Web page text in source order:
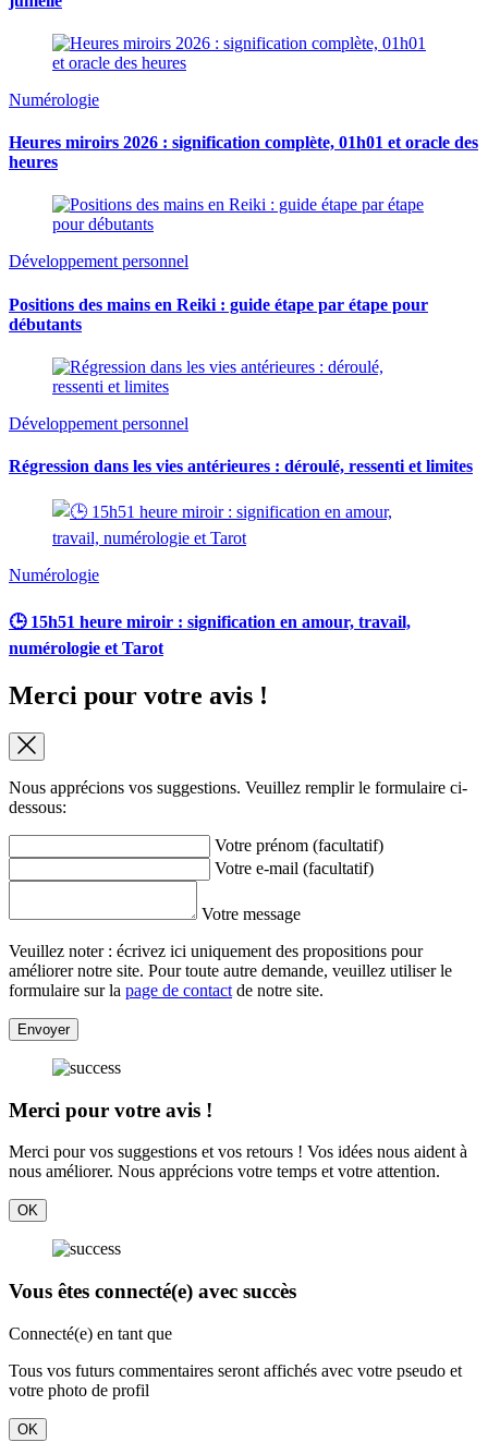
Numérologie
Heures miroirs 2026 : signification complète, 01h01 et oracle des
heures
Développement personnel
Positions des mains en Reiki : guide étape par étape pour
débutants
Développement personnel
Régression dans les vies antérieures : déroulé, ressenti et limites
Numérologie
🕒 15h51 heure miroir : signification en amour, travail,
numérologie et Tarot
Merci pour votre avis !
Nous apprécions vos suggestions. Veuillez remplir le formulaire ci-
dessous:
Votre prénom (facultatif)
Votre e-mail (facultatif)
Votre message
Veuillez noter : écrivez ici uniquement des propositions pour
améliorer notre site. Pour toute autre demande, veuillez utiliser le
formulaire sur la page de contact de notre site.
Envoyer
Merci pour votre avis !
Merci pour vos suggestions et vos retours ! Vos idées nous aident à
nous améliorer. Nous apprécions votre temps et votre attention.
OK
Vous êtes connecté(e) avec succès
Connecté(e) en tant que
Tous vos futurs commentaires seront affichés avec votre pseudo et
votre photo de profil
OK